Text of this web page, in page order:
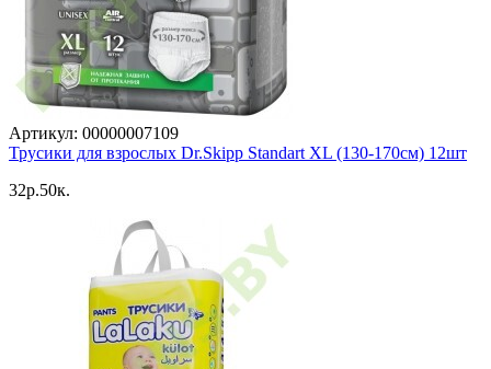
Артикул: 00000007109
Трусики для взрослых Dr.Skipp Standart XL (130-170см) 12шт
32p.50к.